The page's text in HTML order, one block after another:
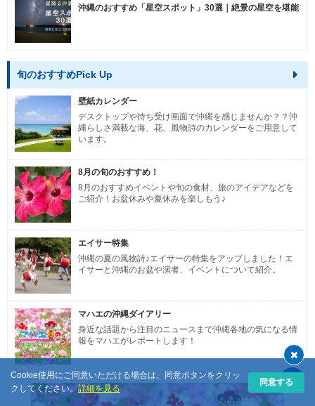
沖縄のおすすめ「星空スポット」30選｜絶景の星空を堪能
旬のおすすめPick Up
壁紙カレンダー
デスクトップや待ち受け画面で沖縄を感じませんか？？沖
縄らしさ満載な海、花、風物詩のカレンダーをご用意して
います。
8月の旬のおすすめ！
8月のおすすめイベントや旬の食材、旅のアイデアなどを
ご紹介！お盆休みや夏休みを楽しもう♪
エイサー特集
沖縄の夏の風物詩♪エイサーの特集をアップしました！エ
イサーと沖縄のお盆や演者、イベントについて紹介。
マハエの沖縄ダイアリー
身近な話題から注目のニュースまで沖縄各地の気になる情
報をマハエがレポートします！
Cookie使用にご同意いただける場合は、同意ボタンをクリッ
クしてください。詳細を見る
同意する